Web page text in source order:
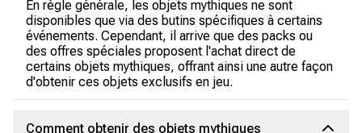
En règle générale, les objets mythiques ne sont
disponibles que via des butins spécifiques à certains
événements. Cependant, il arrive que des packs ou
des offres spéciales proposent l'achat direct de
certains objets mythiques, offrant ainsi une autre façon
d'obtenir ces objets exclusifs en jeu.
Comment obtenir des objets mythiques